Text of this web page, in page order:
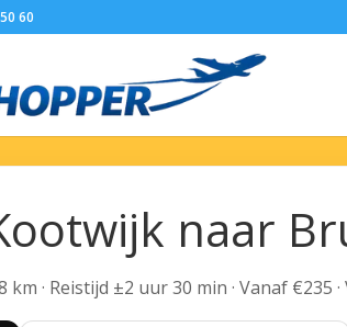
60
naar
km · Reistijd ±2 uur 30 min · Vanaf